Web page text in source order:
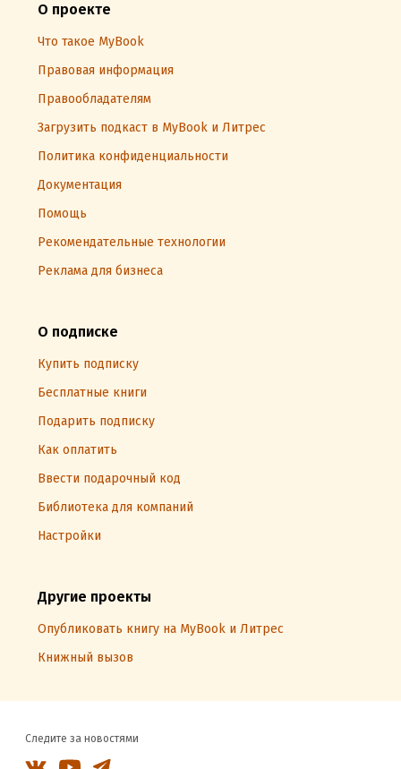
О проекте
Что такое MyBook
Правовая информация
Правообладателям
Загрузить подкаст в MyBook и Литрес
Политика конфиденциальности
Документация
Помощь
Рекомендательные технологии
Реклама для бизнеса
О подписке
Купить подписку
Бесплатные книги
Подарить подписку
Как оплатить
Ввести подарочный код
Библиотека для компаний
Настройки
Другие проекты
Опубликовать книгу на MyBook и Литрес
Книжный вызов
Следите за новостями